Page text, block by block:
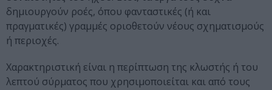
δημιουργούν ροές, όπου φανταστικές (ή και
πραγματικές) γραμμές οριοθετούν νέους σχηματισμούς
ή περιοχές.
Χαρακτηριστική είναι η περίπτωση της κλωστής ή του
λεπτού σύρματος που χρησιμοποιείται και από τους